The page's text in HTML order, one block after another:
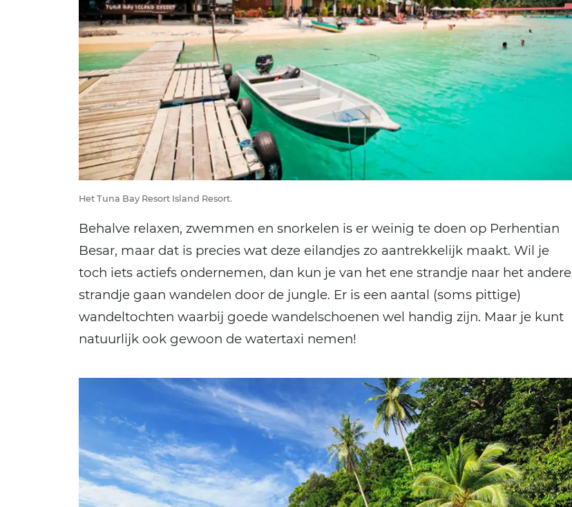
Het Tuna Bay Resort Island Resort.
Behalve relaxen, zwemmen en snorkelen is er weinig te doen op Perhentian
Besar, maar dat is precies wat deze eilandjes zo aantrekkelijk maakt. Wil je
toch iets actiefs ondernemen, dan kun je van het ene strandje naar het andere
strandje gaan wandelen door de jungle. Er is een aantal (soms pittige)
wandeltochten waarbij goede wandelschoenen wel handig zijn. Maar je kunt
natuurlijk ook gewoon de watertaxi nemen!